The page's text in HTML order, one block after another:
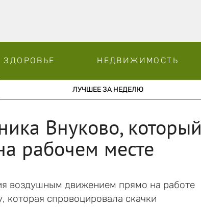
ЗДОРОВЬЕ НЕДВИЖИМОСТЬ
ЛУЧШЕЕ ЗА НЕДЕЛЮ
Внуково, который
рабочем месте
воздушным движением прямо на работе
спровоцировала скачки